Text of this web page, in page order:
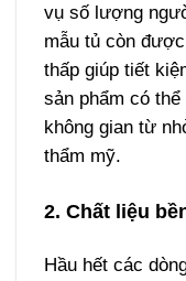
vụ số lượng
mẫu tủ còn
thấp giúp tiết
sản phẩm có
không gian từ
thẩm mỹ.
2. Chất liệu
Hầu hết các